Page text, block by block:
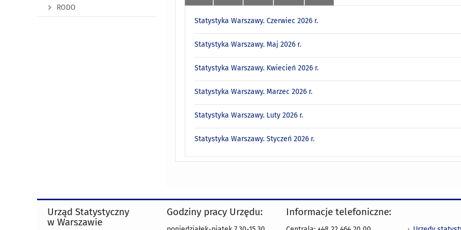
Statystyka Warszawy. Czerwiec 2026 r.
Statystyka Warszawy. Maj 2026 r.
Statystyka Warszawy. Kwiecień 2026 r.
Statystyka Warszawy. Marzec 2026 r.
Statystyka Warszawy. Luty 2026 r.
Statystyka Warszawy. Styczeń 2026 r.
RODO
Urząd Statystyczny
w Warszawie
Godziny pracy Urzędu: Informacje telefoniczne: